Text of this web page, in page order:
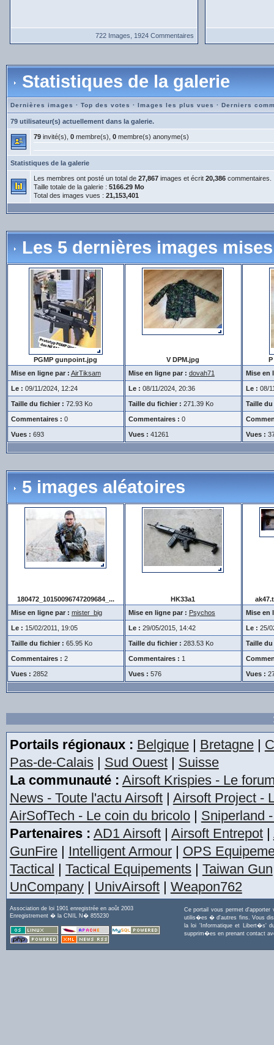
722 Images, 1924 Commentaires
Statistiques de la galerie
Dernières images · Top des votes · Images les plus vues · Derniers
79 utilisateur(s) actuellement dans la galerie.
79invité(s), 0membre(s), 0membre(s) anonyme(s)
Statistiques de la galerie
Les membres ont posté un total de 27,867images et écrit 20,386commentaires.
Taille totale de la galerie : 5166.29 Mo
Total des images vues : 21,153,401
Les 5 dernières images
PGMP gunpoint.jpg
Mise en ligne par : AirTiksam
Le : 09/11/2024, 12:24
Taille du fichier : 72.93 Ko
Commentaires : 0
Vues : 693
V DPM.jpg
Mise en ligne par : dovah71
Le : 08/11/2024, 20:36
Taille du fichier : 271.39 Ko
Commentaires : 0
Vues : 41261
Mise en
Le : 08/
Taille
Vues :
5 images aléatoires
180472_10150096747209684_...
Mise en ligne par : mister_big
Le : 15/02/2011, 19:05
Taille du fichier : 65.95 Ko
Commentaires : 2
Vues : 2852
HK33a1
Mise en ligne par : Psychos
Le : 29/05/2015, 14:42
Taille du fichier : 283.53 Ko
Commentaires : 1
Vues : 576
Mise en
Le : 25/
Taille
Vues :
Portails régionaux : Belgique| Bretagne|
Pas-de-Calais| Sud Ouest| Suisse
La communauté : Airsoft Krispies - Le
News - Toute l'actu Airsoft| Airsoft Project -
AirSofTech - Le coin du bricolo| Sniperland
Partenaires : AD1 Airsoft| Airsoft Entrepot|
GunFire| Intelligent Armour| OPS
Tactical | Tactical Equipements| Taiwan Gun
UnCompany| UnivAirsoft| Weapon762
Association de loi 1901 enregistrée en août 2003
Enregistrement � la CNIL N� 855230
Ce portail vous permet
utilis�es � d'autres fins. Vous
la loi 'Informatique et Libert�s'
supprim�es en prenant contact